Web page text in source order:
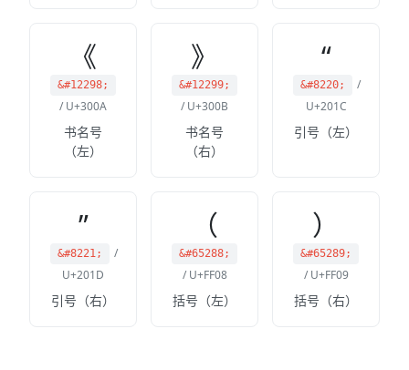
《
&#12298;
/ U+300A
书名号
（左）
》
&#12299;
/ U+300B
书名号
（右）
“
&#8220;
/
U+201C
引号（左）
”
&#8221;
/
U+201D
引号（右）
（
&#65288;
/ U+FF08
括号（左）
）
&#65289;
/ U+FF09
括号（右）